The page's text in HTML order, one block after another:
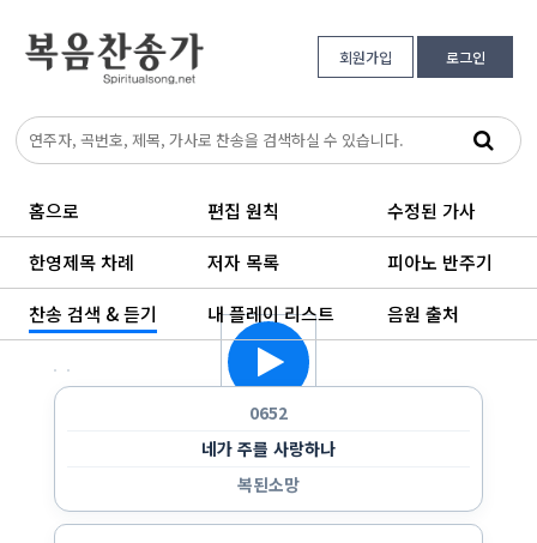
회원가입 로그인
홈으로 편집 원칙 수정된 가사
한영제목 차례 저자 목록 피아노 반주기
찬송 검색 & 듣기 내 플레이 리스트 음원 출처
순서대로 한 번 듣기
순서대로 반복 듣기
랜덤으로 듣기
한 곡만 반복 듣기
0652
네가 주를 사랑하나
복된소망